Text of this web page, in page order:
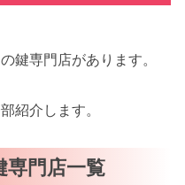
鍵専門店があります。
紹介します。
専門店一覧